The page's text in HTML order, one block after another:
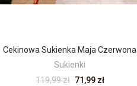
Cekinowa Sukienka Maja Czerwona
Sukienki
119,99 zł 71,99 zł